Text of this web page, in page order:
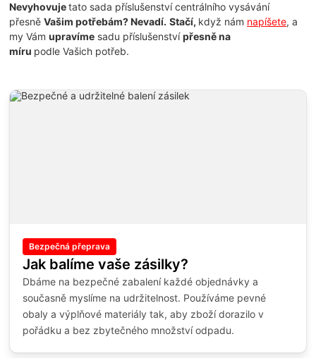
Nevyhovujetato sada příslušenství centrálního vysávání
přesněVašim potřebám? Nevadí. Stačí, když nám napíšete, a
my Vámupravíme sadu příslušenstvípřesně na
míru podle Vašich potřeb.
Bezpečná přeprava
Jak balíme vaše zásilky?
Dbáme na bezpečné zabalení každé objednávky a
současně myslíme na udržitelnost. Používáme pevné
obaly a výplňové materiály tak, aby zboží dorazilo v
pořádku a bez zbytečného množství odpadu.